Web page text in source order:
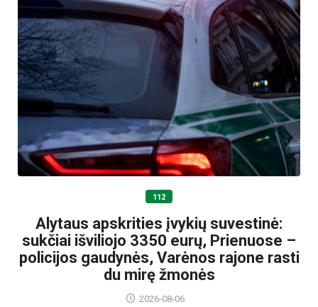
112
Alytaus apskrities įvykių suvestinė:
sukčiai išviliojo 3350 eurų, Prienuose –
policijos gaudynės, Varėnos rajone rasti
du mirę žmonės
2026-08-06